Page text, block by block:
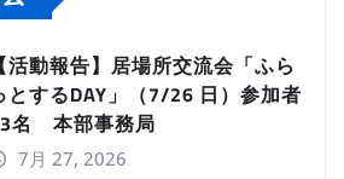
【活動報告】居場所交流会「ふら
とするDAY」（7/26 日）参加者
名 本部事務局
7月 27, 2026